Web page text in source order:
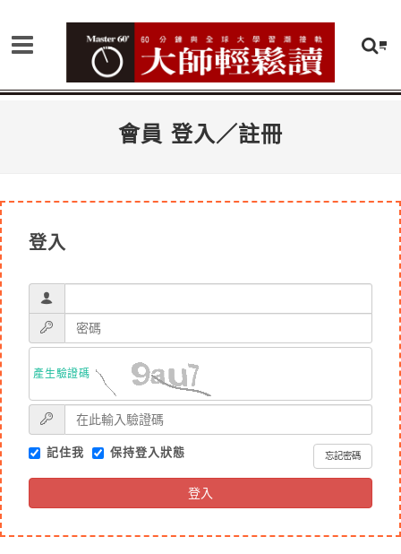
會員 登入／註冊
登入
產生驗證碼
記住我 保持登入狀態 忘記密碼
登入